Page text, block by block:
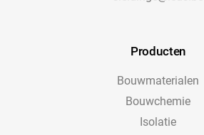
Producten
Bouwmaterialen
Bouwchemie
Isolatie